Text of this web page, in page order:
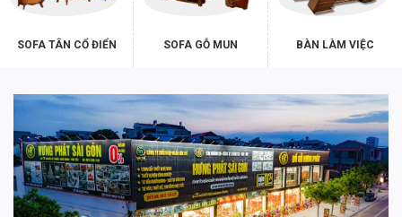
SOFA TÂN CỔ ĐIỂN SOFA GỖ MUN BÀN LÀM VIỆC